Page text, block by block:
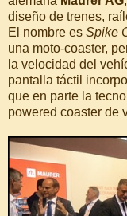
diseño de trenes,
El nombre es Spike
una moto-coaster,
la velocidad del
pantalla táctil
que en parte la
powered coaster de